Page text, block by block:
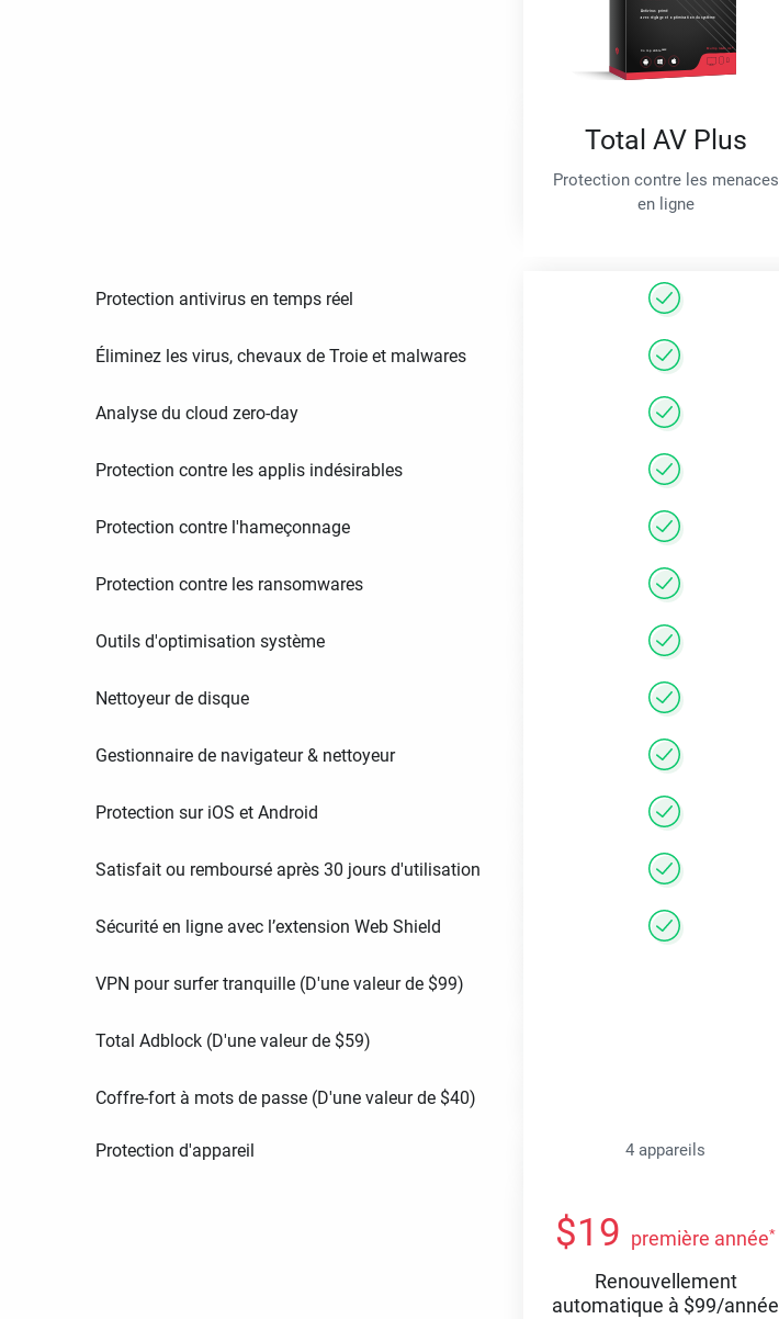
Total AV Plus
Protection contre les menaces
en ligne
Protection antivirus en temps réel
Éliminez les virus, chevaux de Troie et malwares
Analyse du cloud zero-day
Protection contre les applis indésirables
Protection contre l'hameçonnage
Protection contre les ransomwares
Outils d'optimisation système
Nettoyeur de disque
Gestionnaire de navigateur & nettoyeur
Protection sur iOS et Android
Satisfait ou remboursé après 30 jours d'utilisation
Sécurité en ligne avec l’extension Web Shield
VPN pour surfer tranquille (D'une valeur de $99)
Total Adblock (D'une valeur de $59)
Coffre-fort à mots de passe (D'une valeur de $40)
Protection d'appareil 4 appareils
$19 première année*
Renouvellement
automatique à $99/année